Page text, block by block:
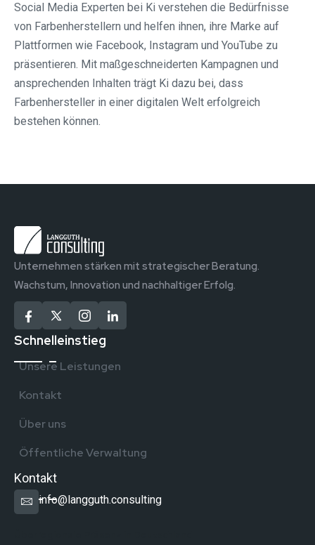
Social Media Experten bei Ki verstehen die Bedürfnisse
von Farbenherstellern und helfen ihnen, ihre Marke auf
Plattformen wie Facebook, Instagram und YouTube zu
präsentieren. Mit maßgeschneiderten Kampagnen und
ansprechenden Inhalten trägt Ki dazu bei, dass
Farbenhersteller in einer digitalen Welt erfolgreich
bestehen können.
Unternehmen stärken mit strategischer Beratung.
Wachstum, Innovation und nachhaltiger Erfolg.
Schnelleinstieg
Unsere Leistungen
Kontakt
Über uns
Öffentliche Verwaltung
Kontakt
info@langguth.consulting